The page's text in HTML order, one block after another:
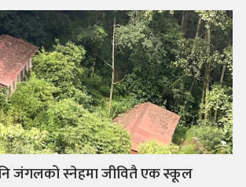
जंगलको स्नेहमा जीवितै एक स्कूल